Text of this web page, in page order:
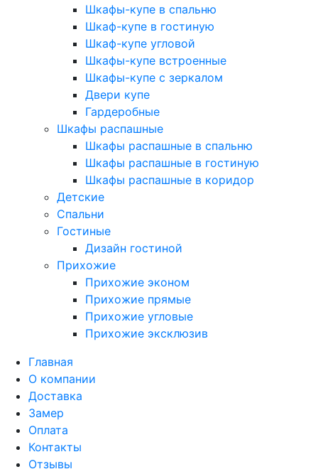
Шкафы-купе в спальню
Шкаф-купе в гостиную
Шкаф-купе угловой
Шкафы-купе встроенные
Шкафы-купе с зеркалом
Двери купе
Гардеробные
Шкафы распашные
Шкафы распашные в спальню
Шкафы распашные в гостиную
Шкафы распашные в коридор
Детские
Спальни
Гостиные
Дизайн гостиной
Прихожие
Прихожие эконом
Прихожие прямые
Прихожие угловые
Прихожие эксклюзив
Главная
О компании
Доставка
Замер
Оплата
Контакты
Отзывы